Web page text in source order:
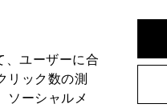
ユーザーに合
リック数の測
ソーシャルメ